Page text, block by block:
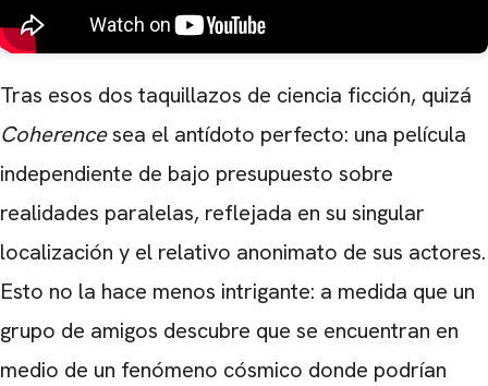
Tras esos dos taquillazos de ciencia ficción, quizá
Coherencesea el antídoto perfecto: una película
independiente de bajo presupuesto sobre
realidades paralelas, reflejada en su singular
localización y el relativo anonimato de sus actores.
Esto no la hace menos intrigante: a medida que un
grupo de amigos descubre que se encuentran en
medio de un fenómeno cósmico donde podrían
CARREGANDO PUBLICIDADE